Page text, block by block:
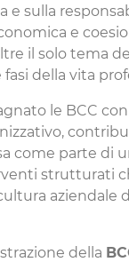
sulla
e
il solo tema
della vita
le BCC
come parte di
strutturati
aziendale
della